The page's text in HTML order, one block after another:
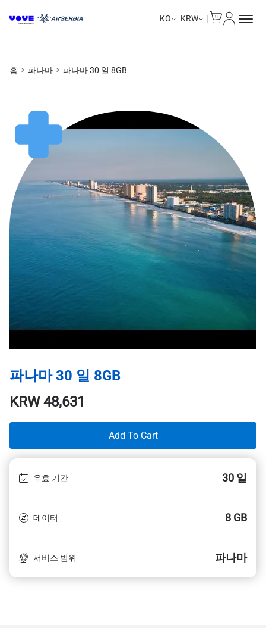
KO KRW
홈 파나마 파나마 30 일 8GB
파나마 30 일 8GB
KRW48,631
Add To Cart
유효 기간 30 일
데이터 8 GB
서비스 범위 파나마